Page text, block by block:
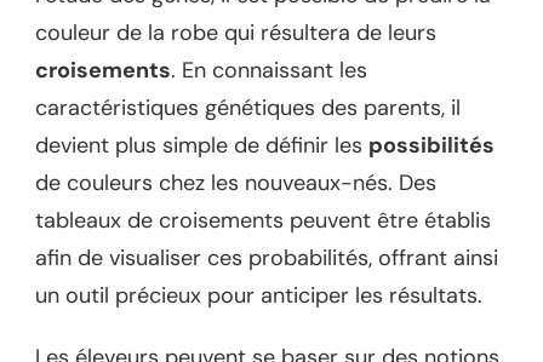
couleur de la robe qui résultera de leurs
croisements. En connaissant les
caractéristiques génétiques des parents, il
devient plus simple de définir les possibilités
de couleurs chez les nouveaux-nés. Des
tableaux de croisements peuvent être établis
afin de visualiser ces probabilités, offrant ainsi
un outil précieux pour anticiper les résultats.